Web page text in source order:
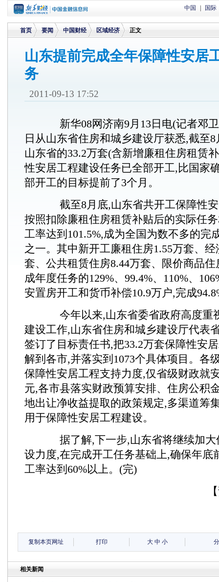
中国 国际
首页
>
要闻 中国财经 区域经济 正文
山东提前完成全年保障性安居
务
2011-09-13 17:52
新华08网济南9月13日电(记者邓卫
日从山东省住房和城乡建设厅获悉,截至
山东省的33.2万套(含新增廉租住房租赁
性安居工程建设任务已全部开工,比国家
部开工的目标提前了3个月。
截至8月底,山东省共开工保障性安
按照扣除廉租住房租赁补贴后的实际任
工率达到101.5%,成为全国为数不多的完
之一。其中新开工廉租住房1.55万套、
套、公共租赁住房8.44万套、限价商品
成年度任务的129%、99.4%、110%、
安置房开工和货币补偿10.9万户,完成
今年以来,山东省委省政府高度重
建设工作,山东省住房和城乡建设厅代表
签订了目标责任书,把33.2万套保障性安
解到各市,并落实到1073个具体项目。各
保障性安居工程支持力度,仅省级财政就
元,各市县落实财政预算安排、住房公积
地出让净收益提取的政策规定,多渠道筹
用于保障性安居工程建设。
据了解,下一步,山东省将继续加大
设力度,在完成开工任务基础上,确保年底
工率达到60%以上。(完)
复制本页网址 打印 大 中 小
相关新闻